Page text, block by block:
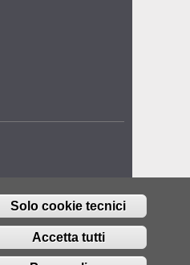
Solo cookie tecnici
Accetta tutti